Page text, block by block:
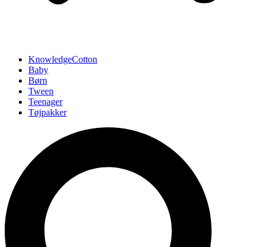
KnowledgeCotton
Baby
Børn
Tween
Teenager
Tøjpakker